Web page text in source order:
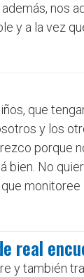
nos
y a la vez
que
y los
porque
No
monitoree
real
y también